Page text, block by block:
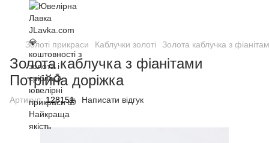
Золоті прикраси Каблучки золоті Золота каблучка з
Золота каблучка з фіанітами
Потрійна доріжка
Артикул:128151 Написати відгук